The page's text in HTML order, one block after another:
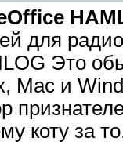
для
Это
Mac и
коту за